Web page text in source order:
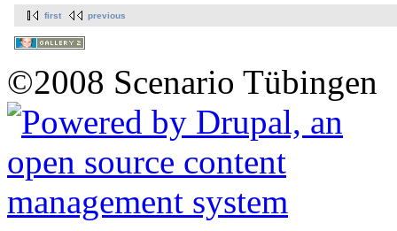
first previous
©2008 Scenario Tübingen